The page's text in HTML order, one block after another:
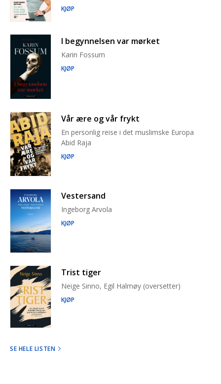
KJØP
I begynnelsen var mørket
Karin Fossum
KJØP
Vår ære og vår frykt
En personlig reise i det muslimske Europa
Abid Raja
KJØP
Vestersand
Ingeborg Arvola
KJØP
Trist tiger
Neige Sinno, Egil Halmøy (oversetter)
KJØP
SE HELE LISTEN